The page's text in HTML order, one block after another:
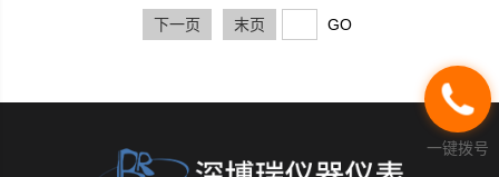
下一页 末页
一键拨号